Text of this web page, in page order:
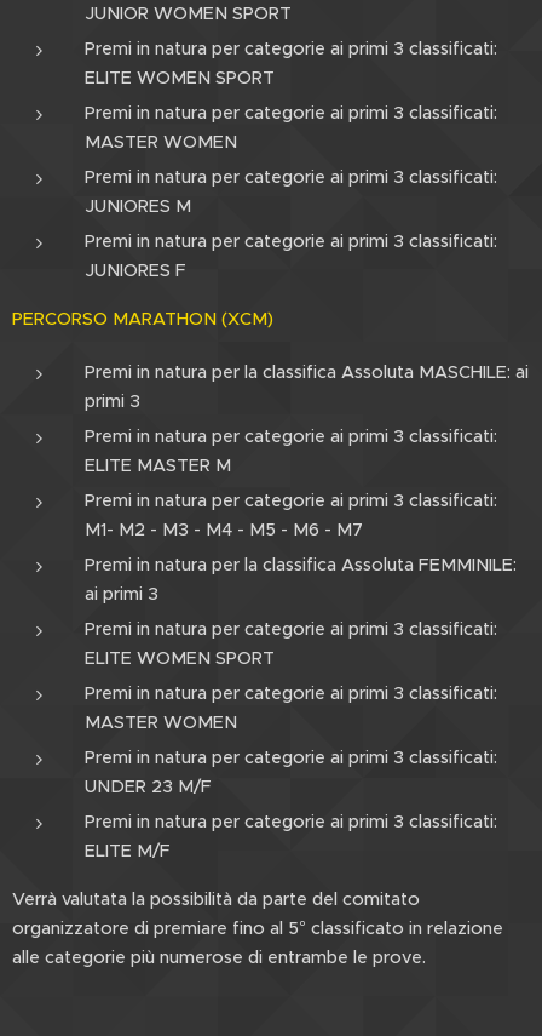
JUNIOR WOMEN SPORT
Premi in natura per categorie ai primi 3 classificati:
ELITE WOMEN SPORT
Premi in natura per categorie ai primi 3 classificati:
MASTER WOMEN
Premi in natura per categorie ai primi 3 classificati:
JUNIORES M
Premi in natura per categorie ai primi 3 classificati:
JUNIORES F
PERCORSO MARATHON (XCM)
Premi in natura per la classifica Assoluta MASCHILE: ai
primi 3
Premi in natura per categorie ai primi 3 classificati:
ELITE MASTER M
Premi in natura per categorie ai primi 3 classificati:
M1- M2 - M3 - M4 - M5 - M6 - M7
Premi in natura per la classifica Assoluta FEMMINILE:
ai primi 3
Premi in natura per categorie ai primi 3 classificati:
ELITE WOMEN SPORT
Premi in natura per categorie ai primi 3 classificati:
MASTER WOMEN
Premi in natura per categorie ai primi 3 classificati:
UNDER 23 M/F
Premi in natura per categorie ai primi 3 classificati:
ELITE M/F
Verrà valutata la possibilità da parte del comitato
organizzatore di premiare fino al 5° classificato in relazione
alle categorie più numerose di entrambe le prove.